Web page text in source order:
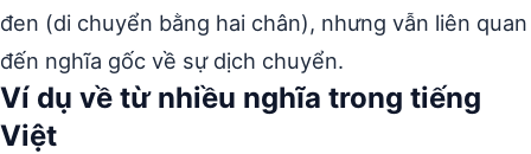
đen (di chuyển bằng hai chân), nhưng vẫn liên quan
đến nghĩa gốc về sự dịch chuyển.
Ví dụ về từ nhiều nghĩa trong tiếng
Việt